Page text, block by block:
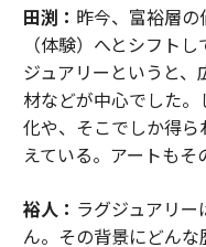
田渕： 昨今、富裕層
（体験）へとシフト
ジュアリーというと
材などが中心でした
化や、そこでしか得
えている。アートもそ
裕人： ラグジュアリ
ん。その背景にどん